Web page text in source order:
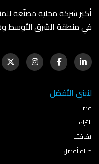
أكبر شركة محلية مصنّعة
في منطقة الشرق الأوسط
لنبني الأفضل
قصتنا
التزامنا
ثقافتنا
حياة أفضل